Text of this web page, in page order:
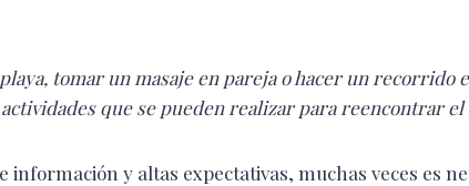
tomar un masaje en pareja o hacer un recorrido
que se pueden realizar para reencontrar el
información y altas expectativas, muchas veces es